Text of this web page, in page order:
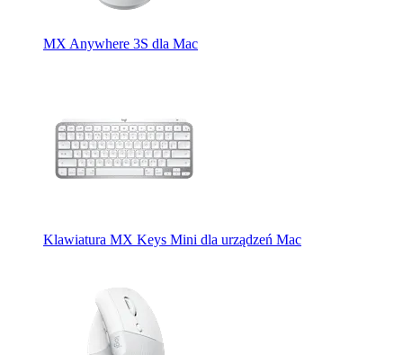
MX Anywhere 3S dla Mac
Klawiatura MX Keys Mini dla urządzeń Mac